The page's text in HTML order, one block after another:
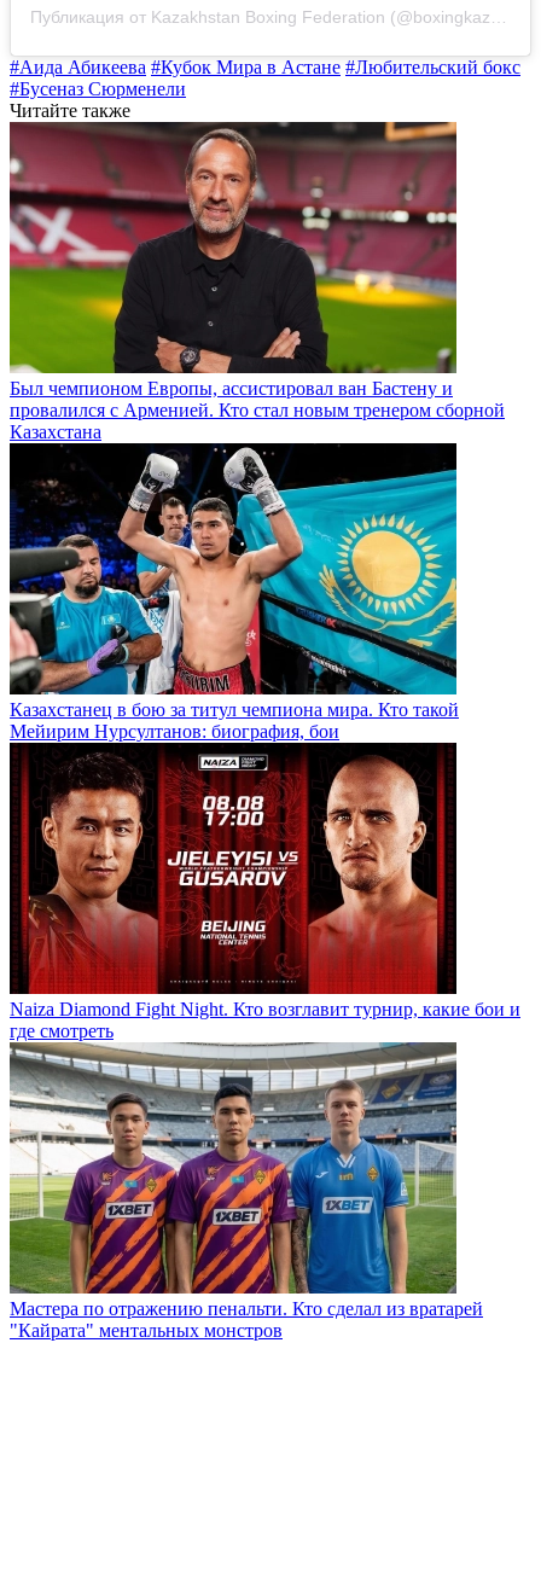
Публикация от Kazakhstan Boxing Federation (@boxingkazakhstan)
#Аида Абикеева #Кубок Мира в Астане #Любительский бокс
#Бусеназ Сюрменели
Читайте также
Был чемпионом Европы, ассистировал ван Бастену и
провалился с Арменией. Кто стал новым тренером сборной
Казахстана
Казахстанец в бою за титул чемпиона мира. Кто такой
Мейирим Нурсултанов: биография, бои
Naiza Diamond Fight Night. Кто возглавит турнир, какие бои и
где смотреть
Мастера по отражению пенальти. Кто сделал из вратарей
"Кайрата" ментальных монстров